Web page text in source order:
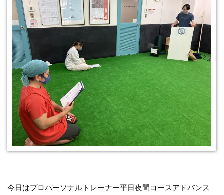
今日はプロパーソナルトレーナー平日夜間コースアドバンス